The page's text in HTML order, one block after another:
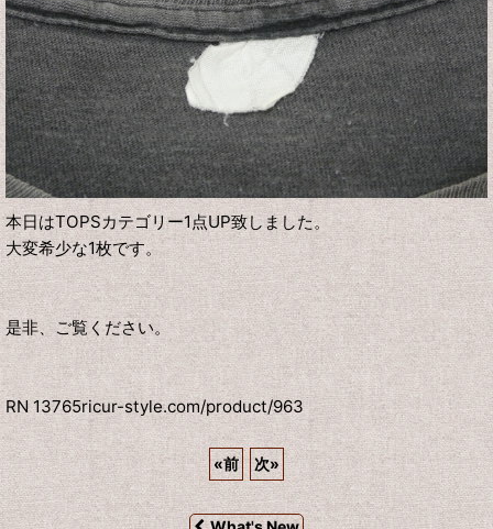
本日はTOPSカテゴリー1点UP致しました。
大変希少な1枚です。
是非、ご覧ください。
RN 13765ricur-style.com/product/963
«前 次»